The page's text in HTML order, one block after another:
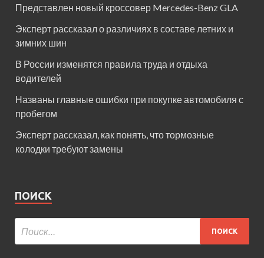
Представлен новый кроссовер Mercedes-Benz GLA
Эксперт рассказал о различиях в составе летних и
зимних шин
В России изменятся правила труда и отдыха
водителей
Названы главные ошибки при покупке автомобиля с
пробегом
Эксперт рассказал, как понять, что тормозные
колодки требуют замены
ПОИСК